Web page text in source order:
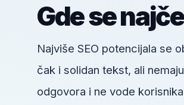
Gde se
Najviše SEO potencijala se
čak i solidan tekst, ali
odgovora i ne vode